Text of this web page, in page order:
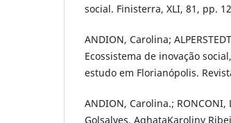
social. Finisterra, XLI, 81, pp.
ANDION, Carolina;
Ecossistema de inovação
estudo em Florianópolis.
ANDION, Carolina.; RONCONI,
Golsalves, AghataKaroliny